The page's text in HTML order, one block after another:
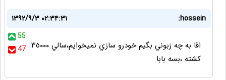
hossein:
۱۳۹۲/۹/۳ ۰۲:۳۴:۳۱
55
47 اقا به چه زبوني بگيم خودرو سازي نميخوايم،سالي ٣٥٠٠٠
كشته ،بسه بابا